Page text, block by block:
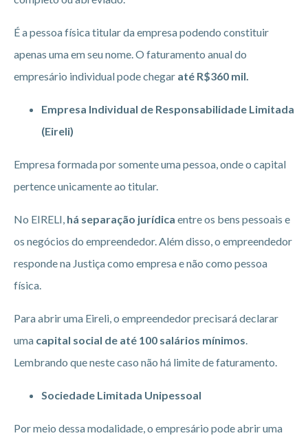
É a pessoa física titular da empresa podendo constituir
apenas uma em seu nome. O faturamento anual do
empresário individual pode chegar até R$360 mil.
Empresa Individual de Responsabilidade Limitada
(Eireli)
Empresa formada por somente uma pessoa, onde o capital
pertence unicamente ao titular.
No EIRELI, há separação jurídica entre os bens pessoais e
os negócios do empreendedor. Além disso, o empreendedor
responde na Justiça como empresa e não como pessoa
física.
Para abrir uma Eireli, o empreendedor precisará declarar
uma capital social de até 100 salários mínimos.
Lembrando que neste caso não há limite de faturamento.
Sociedade Limitada Unipessoal
Por meio dessa modalidade, o empresário pode abrir uma